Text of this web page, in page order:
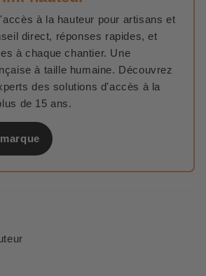
à la hauteur pour artisans et
direct, réponses rapides, et
à chaque chantier. Une
à taille humaine. Découvrez
des solutions d'accès à la
de 15 ans.